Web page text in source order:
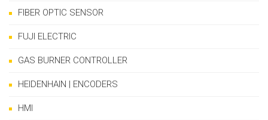
FIBER OPTIC SENSOR
FUJI ELECTRIC
GAS BURNER CONTROLLER
HEIDENHAIN | ENCODERS
HMI